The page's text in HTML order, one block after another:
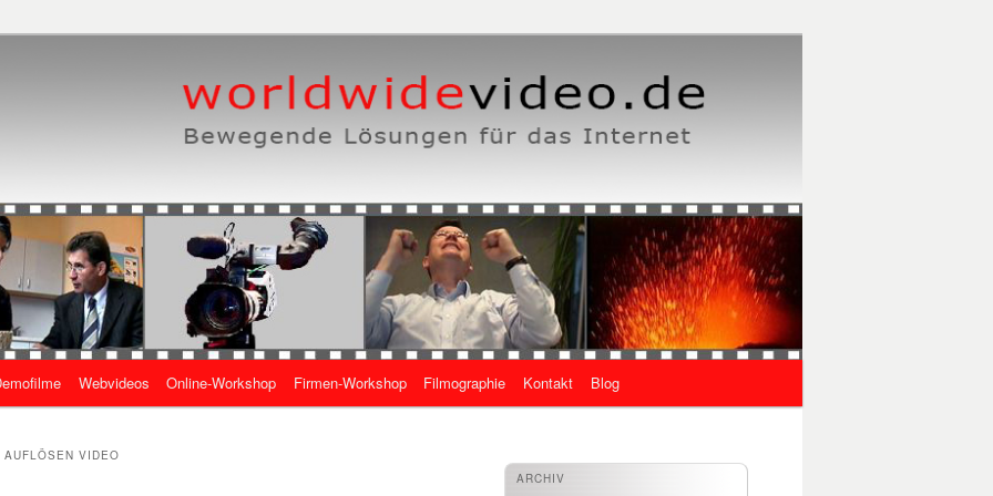
Videos
Webvideos Online-Workshop Firmen-Workshop Filmographie Kontakt Blog
AUFLÖSEN VIDEO
ARCHIV